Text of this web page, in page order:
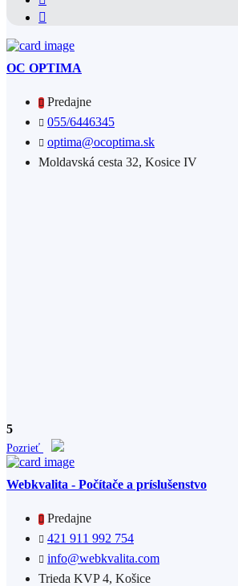
OC OPTIMA
Predajne
055/6446345
optima@ocoptima.sk
Moldavská cesta 32, Kosice IV
5
Pozrieť
Webkvalita - Počítače a príslušenstvo
Predajne
421 911 992 754
info@webkvalita.com
Trieda KVP 4, Košice